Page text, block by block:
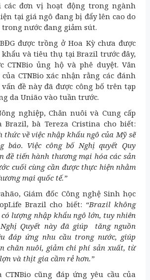
các đơn vị hoạt động trong ngành
tại giá ngô đang bị đẩy lên cao do
nước đang giảm sút.
được trồng ở Hoa Kỳ chưa được
khẩu và tiêu thụ tại Brazil trước đây,
CTNBio ủng hộ và phê duyệt. Văn
CTNBio xác nhận rằng các đánh
đề này đã được công bố trên tạp
da União vào tuần trước.
nghiệp, Chăn nuôi và Cung cấp
Brazil, bà Tereza Cristina cho biết:
thức về việc nhập khẩu ngô của Mỹ sẽ
báo. Việc công bố Nghị quyết Quy
đề tiến hành thương mại hóa các sản
cuối cùng cần được thực hiện nhằm
mại quốc tế.”
Giám đốc Công nghệ Sinh học
Brazil cho biết: “Brazil không
lượng nhập khẩu ngô lớn, tuy nhiên
Quyết này đã giúp tăng nguồn
đáp ứng nhu cầu trong nước, giúp
chăn nuôi, giảm chi phí sản xuất, từ
và thịt gia cầm rẻ hơn.”
CTNBio cũng đáp ứng yêu cầu của